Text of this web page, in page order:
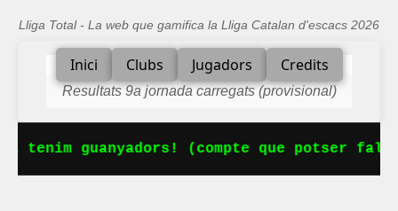
Lliga Total - La web que gamifica la Lliga Catalan d'escacs 2026
Inici Clubs Jugadors Credits
Resultats 9a jornada carregats (provisional)
tenim guanyadors! (compte que potser